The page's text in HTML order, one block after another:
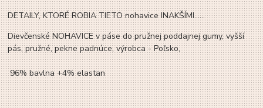
DETAILY, KTORÉ ROBIA TIETO nohavice INAKŠÍMI......
Dievčenské NOHAVICE v páse do pružnej poddajnej gumy, vyšší
pás, pružné, pekne padnúce, výrobca - Poľsko,
96% bavlna +4% elastan